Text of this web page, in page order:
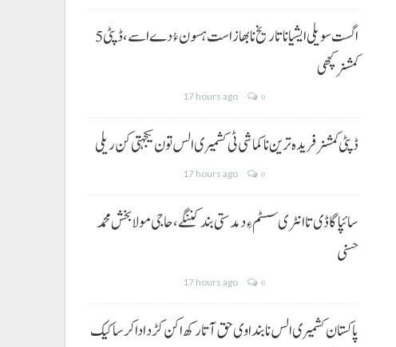
5 اگست سویلی ایشیا نا تاریخ نا بھاز است ہسون ءُ دے اسے،ڈپٹی
کمشنر کچھی
17 hours ago 0
ڈپٹی کمشنر فریدہ ترین نا کماشی ٹی کشمیری الس تون یکجہتی کن ریلی
17 hours ago 0
سائپا گاڈی تا انٹری سسٹم ءِ دمدستی بند کننگے، حاجی مولا بخش محمد
حسنی
17 hours ago 0
پاکستان کشمیری الس نا بنداوی حق آتا رکھ اکن کڑد ادا کرسا کیک